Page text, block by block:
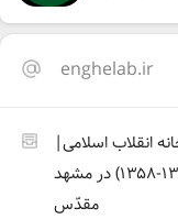
enghelab.ir
با محوریت منزل رهبر معظّم انقلاب(۱۳۴۷-۱۳۵۸) در مشهد
مقدّس